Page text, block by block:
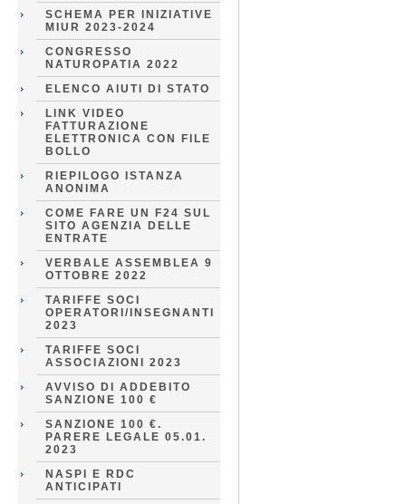
SCHEMA PER INIZIATIVE
MIUR 2023-2024
CONGRESSO
NATUROPATIA 2022
ELENCO AIUTI DI STATO
LINK VIDEO
FATTURAZIONE
ELETTRONICA CON FILE
BOLLO
RIEPILOGO ISTANZA
ANONIMA
COME FARE UN F24 SUL
SITO AGENZIA DELLE
ENTRATE
VERBALE ASSEMBLEA 9
OTTOBRE 2022
TARIFFE SOCI
OPERATORI/INSEGNANTI
2023
TARIFFE SOCI
ASSOCIAZIONI 2023
AVVISO DI ADDEBITO
SANZIONE 100 €
SANZIONE 100 €.
PARERE LEGALE 05.01.
2023
NASPI E RDC
ANTICIPATI